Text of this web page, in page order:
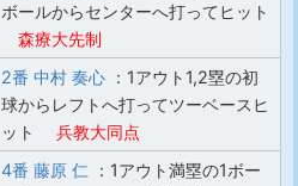
ボールからセンターへ打ってヒット
森療大先制
2番 中村 奏心 ：1アウト1,2塁の初
球からレフトへ打ってツーベースヒ
ット
兵教大同点
4番 藤原 仁 ：1アウト満塁の1ボー